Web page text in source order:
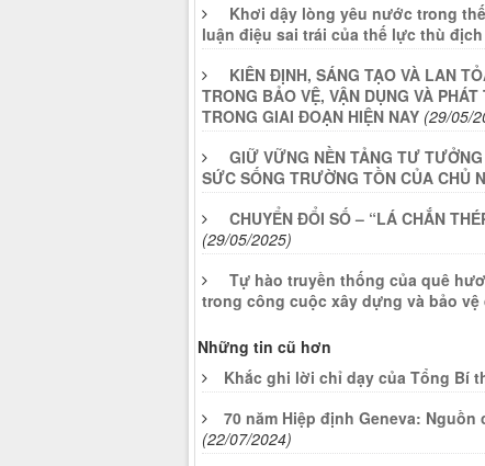
Khơi dậy lòng yêu nước trong
luận điệu sai trái của thế lực thù
KIÊN ĐỊNH, SÁNG TẠO VÀ LAN
TRONG BẢO VỆ, VẬN DỤNG VÀ
TRONG GIAI ĐOẠN HIỆN NAY (29/05/
GIỮ VỮNG NỀN TẢNG TƯ
SỨC SỐNG TRƯỜNG TỒN CỦA CHỦ
CHUYỂN ĐỔI SỐ – “LÁ CHẮN
(29/05/2025)
Tự hào truyền thống của quê
trong công cuộc xây dựng và bảo
Những tin cũ hơn
Khắc ghi lời chỉ dạy của Tổng Bí
70 năm Hiệp định Geneva:
(22/07/2024)